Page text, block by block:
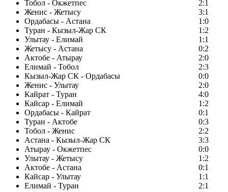
Тобол - Окжетпес
2:1
Женис - Жетысу
3:1
Ордабасы - Астана
1:0
Туран - Кызыл-Жар СК
1:2
Улытау - Елимай
1:1
Жетысу - Астана
0:2
Актобе - Атырау
2:0
Елимай - Тобол
2:3
Кызыл-Жар СК - Ордабасы
0:0
Женис - Улытау
2:0
Кайрат - Туран
4:0
Кайсар - Елимай
1:2
Ордабасы - Кайрат
0:1
Туран - Актобе
0:3
Тобол - Женис
2:2
Астана - Кызыл-Жар СК
3:3
Атырау - Окжетпес
0:0
Улытау - Жетысу
1:2
Актобе - Астана
0:1
Кайсар - Улытау
1:1
Елимай - Туран
2:1